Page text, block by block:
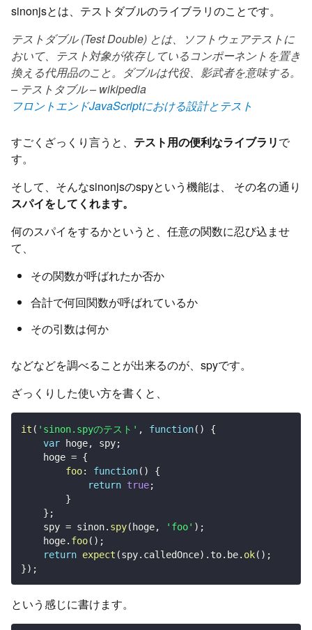
sinonjsとは、テストダブルのライブラリのことです。
テストダブル (Test Double) とは、ソフトウェアテストに
おいて、テスト対象が依存しているコンポーネントを置き
換える代用品のこと。ダブルは代役、影武者を意味する。
– テストタブル – wikipedia
フロントエンドJavaScriptにおける設計とテスト
すごくざっくり言うと、 テスト用の便利なライブラリで
す。
そして、そんなsinonjsのspyという機能は、 その名の通り
スパイをしてくれます。
何のスパイをするかというと、任意の関数に忍び込ませ
て、
その関数が呼ばれたか否か
合計で何回関数が呼ばれているか
その引数は何か
などなどを調べることが出来るのが、spyです。
ざっくりした使い方を書くと、
it ( 'sinon.spyのテスト' , function( )
{
var hoge, spy;
    hoge
= {
foo: function( )
{
return true;
}
} ;
    spy
= sinon. spy( hoge, 'foo' ) ;
    hoge
. foo( ) ;
return expect (spy. calledOnce) .to. be. ok( ) ;
}) ;
という感じに書けます。